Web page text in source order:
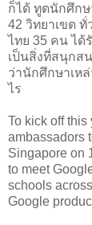
ก็ได้ ทูตนักศึก
42 วิทยาเขต ทั่
ไทย 35 คน ได้
เป็นสิ่งที่สนุกสน
ว่านักศึกษาเห
ไร
To kick off this
ambassadors
Singapore on
to meet
schools
Google